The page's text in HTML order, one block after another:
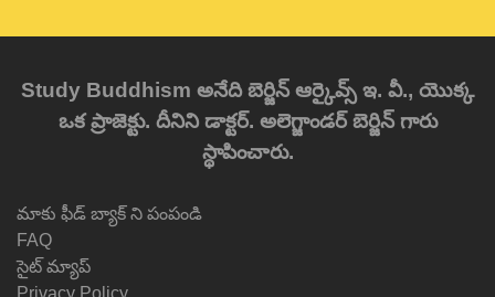
Study Buddhism అనేది బెర్జిన్ ఆర్కైవ్స్ ఇ. వీ., యొక్క
ఒక ప్రాజెక్టు. దీనిని డాక్టర్. అలెగ్జాండర్ బెర్జిన్ గారు
స్థాపించారు.
మాకు ఫీడ్ బ్యాక్ ని పంపండి
FAQ
సైట్ మ్యాప్
Privacy Policy